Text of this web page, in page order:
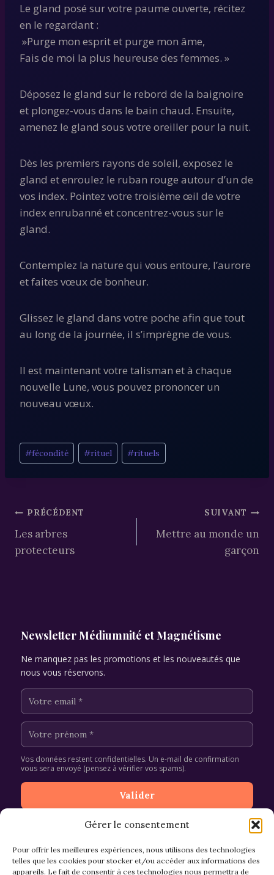
Gérer le consentement
Pour offrir les meilleures expériences, nous utilisons des technologies
telles que les cookies pour stocker et/ou accéder aux informations des
appareils. Le fait de consentir à ces technologies nous permettra de
Le gland posé sur votre paume ouverte, récitez
en le regardant :
»Purge mon esprit et purge mon âme,
Fais de moi la plus heureuse des femmes. »
Déposez le gland sur le rebord de la baignoire
et plongez-vous dans le bain chaud. Ensuite,
amenez le gland sous votre oreiller pour la nuit.
Dès les premiers rayons de soleil, exposez le
gland et enroulez le ruban rouge autour d’un de
vos index. Pointez votre troisième œil de votre
index enrubanné et concentrez-vous sur le
gland.
Contemplez la nature qui vous entoure, l’aurore
et faites vœux de bonheur.
Glissez le gland dans votre poche afin que tout
au long de la journée, il s’imprègne de vous.
Il est maintenant votre talisman et à chaque
nouvelle Lune, vous pouvez prononcer un
nouveau vœux.
Étiquettes
de
la
#fécondité #rituel #rituels
Navigation
de
PRÉCÉDENT
Les arbres
protecteurs
SUIVANT
Mettre au monde un
garçon
Newsletter Médiumnité et Magnétisme
Ne manquez pas les promotions et les nouveautés que
nous vous réservons.
Vos données restent confidentielles. Un e-mail de confirmation
vous sera envoyé (pensez à vérifier vos spams).